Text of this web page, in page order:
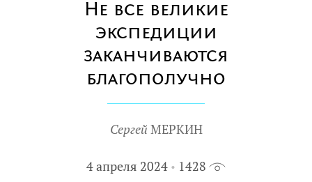
Не все великие
экспедиции
заканчиваются
благополучно
Сергей МЕРКИН
4 апреля 2024 1428